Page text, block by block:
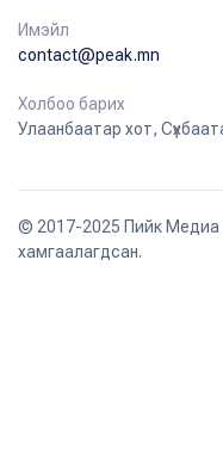
Имэйл
contact@peak.mn
Холбоо барих
Улаанбаатар хот,
© 2017-2025 Пийк Медиа
хамгаалагдсан.